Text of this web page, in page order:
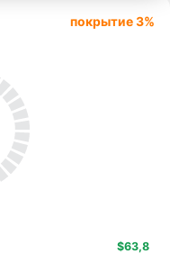
покрытие 3%
$63,8